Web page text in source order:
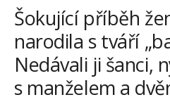
Šokující příběh
narodila s tváří
Nedávali ji šanci,
s manželem a